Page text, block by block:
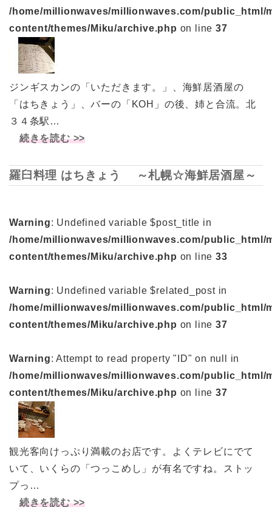
/home/millionwaves/millionwaves.com/public_html/
content/themes/Miku/archive.php on line37
ジンギスカンの「いただきます。」、海鮮居酒屋の
「はちきょう」、バーの「KOH」の後、姉と合流。北
３４条駅…
続きを読む >>
羅臼料理 はちきょう ～札幌☆海鮮居酒屋～
Warning: Undefined variable $post_title in
/home/millionwaves/millionwaves.com/public_html/
content/themes/Miku/archive.php on line33
Warning: Undefined variable $related_post in
/home/millionwaves/millionwaves.com/public_html/
content/themes/Miku/archive.php on line37
Warning: Attempt to read property "ID" on null in
/home/millionwaves/millionwaves.com/public_html/
content/themes/Miku/archive.php on line37
観光客向けっぷり満載のお店です。よくテレビにでて
いて、いくらの「つっこめし」が有名ですね。ストッ
プっ…
続きを読む >>